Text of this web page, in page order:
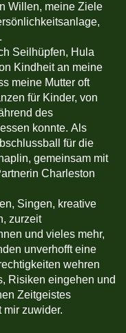
Willen, meine Ziele
Seilhüpfen, Hula
Kindheit an meine
meine Mutter oft
für Kinder, von
des
konnte. Als
für die
gemeinsam mit
Charleston
Singen, kreative
zurzeit
und vieles mehr,
unverhofft eine
wehren
Risiken eingehen und
Zeitgeistes
mir zuwider.